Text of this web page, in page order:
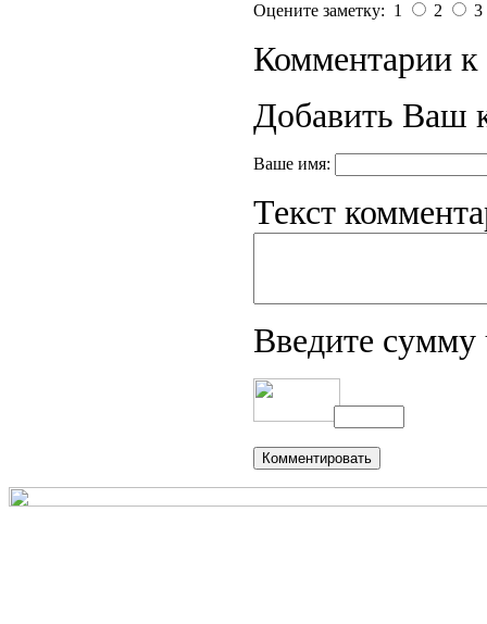
Оцените заметку: 1 2 3
Комментарии к
Добавить Ваш
Ваше имя:
Текст
Введите сумму